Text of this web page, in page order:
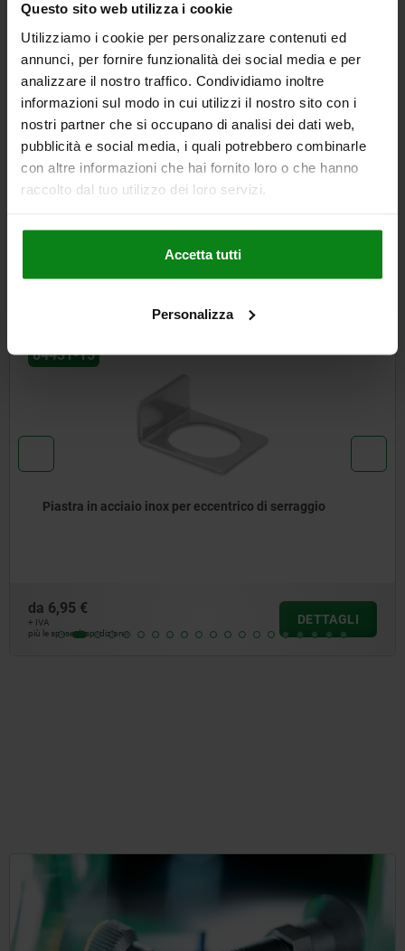
Questo sito web utilizza i cookie
Utilizziamo i cookie per personalizzare contenuti ed
annunci, per fornire funzionalità dei social media e per
analizzare il nostro traffico. Condividiamo inoltre
informazioni sul modo in cui utilizzi il nostro sito con i
nostri partner che si occupano di analisi dei dati web,
pubblicità e social media, i quali potrebbero combinarle
con altre informazioni che hai fornito loro o che hanno
raccolto dal tuo utilizzo dei loro servizi.
Accetta tutti
Personalizza
+ IVA
DETTAGLI
CAD
SCARICARE
Altri clienti hanno acquistato
anche
04431-15
Piastra in acciaio inox per eccentrico di serraggio
da 6,95 €
+ IVA
più le spese di spedizione
DETTAGLI